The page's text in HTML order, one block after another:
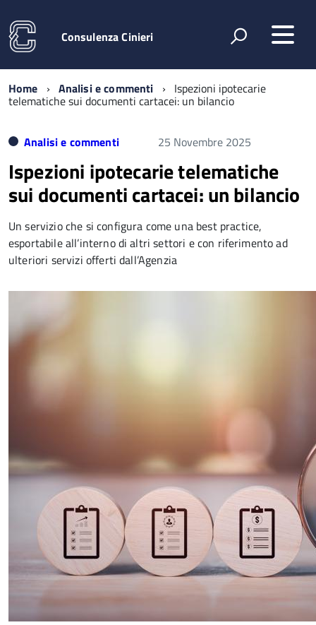
Consulenza Cinieri
Home Analisi e commenti Ispezioni ipotecarie
telematiche sui documenti cartacei: un bilancio
Analisi e commenti 25 Novembre 2025
Ispezioni ipotecarie telematiche
sui documenti cartacei: un bilancio
Un servizio che si configura come una best practice,
esportabile all’interno di altri settori e con riferimento ad
ulteriori servizi offerti dall’Agenzia